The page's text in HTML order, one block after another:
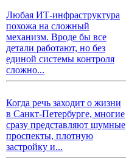
Любая ИТ-инфраструктура
похожа на сложный
механизм. Вроде бы все
детали работают, но без
единой системы контроля
сложно...
Когда речь заходит о жизни
в Санкт-Петербурге, многие
сразу представляют шумные
проспекты, плотную
застройку и...